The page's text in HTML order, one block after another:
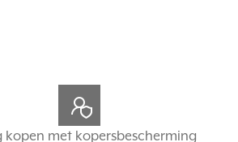
kopen met kopersbescherming